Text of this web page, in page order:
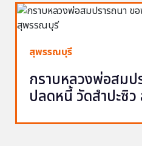
สุพรรณบุรี
กราบหลวงพ่อสมป
ปลดหนี้ วัดสำปะซิ